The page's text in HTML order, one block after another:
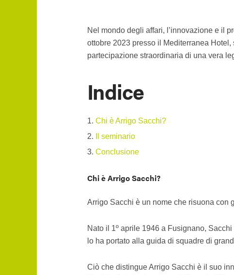
Nel mondo degli affari, l’innovazione e il
ottobre 2023 presso il Mediterranea
partecipazione straordinaria di una vera
Indice
Chi è Arrigo Sacchi?
Il seminario
Conclusione
Chi è Arrigo Sacchi?
Arrigo Sacchi è un nome che risuona con
Nato il 1º aprile 1946 a Fusignano, Sacchi
lo ha portato alla guida di squadre di
Ciò che distingue Arrigo Sacchi è il suo